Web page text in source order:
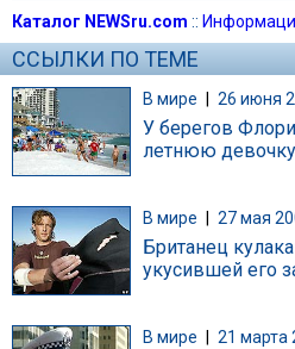
Каталог NEWSru.com ::
ССЫЛКИ ПО ТЕМЕ
В мире | 26 июня
У берегов
летнюю девочку
В мире 27 мая
Британец
укусившей его
В мире 21 марта